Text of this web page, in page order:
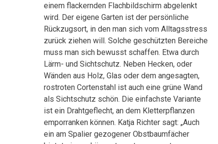
einem flackernden Flachbildschirm abgelenkt
wird. Der eigene Garten ist der persönliche
Rückzugsort, in den man sich vom Alltagsstress
zurück ziehen will. Solche geschützten Bereiche
muss man sich bewusst schaffen. Etwa durch
Lärm- und Sichtschutz. Neben Hecken, oder
Wänden aus Holz, Glas oder dem angesagten,
rostroten Cortenstahl ist auch eine grüne Wand
als Sichtschutz schön. Die einfachste Variante
ist ein Drahtgeflecht, an dem Kletterpflanzen
emporranken können. Katja Richter sagt: „Auch
ein am Spalier gezogener Obstbaumfächer